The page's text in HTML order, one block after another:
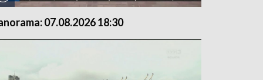
07.08.2026 18:30